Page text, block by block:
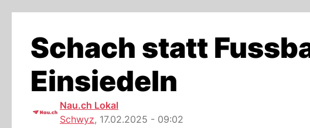
Schach statt
Einsiedeln
Nau.ch Lokal
Schwyz, 17.02.2025 - 09:02